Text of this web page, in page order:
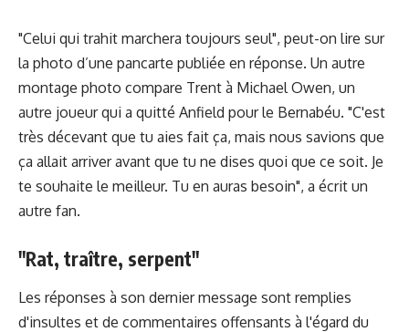
"Celui qui trahit marchera toujours seul", peut-on lire sur
la photo d’une pancarte publiée en réponse. Un autre
montage photo compare Trent à Michael Owen, un
autre joueur qui a quitté Anfield pour le Bernabéu. "C'est
très décevant que tu aies fait ça, mais nous savions que
ça allait arriver avant que tu ne dises quoi que ce soit. Je
te souhaite le meilleur. Tu en auras besoin", a écrit un
autre fan.
"Rat, traître, serpent"
Les réponses à son dernier message sont remplies
d'insultes et de commentaires offensants à l'égard du